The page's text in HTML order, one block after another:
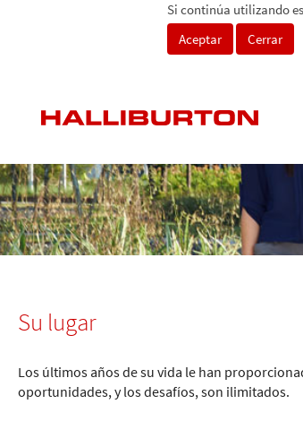
Si continúa utilizando
Aceptar
Cerrar
Su lugar
Los últimos años de su vida le han
oportunidades, y los desafíos, son ilimitados.